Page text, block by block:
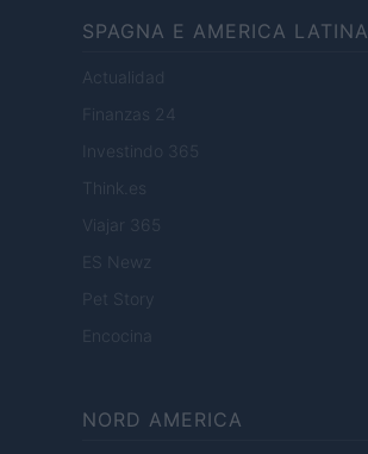
SPAGNA E AMERICA LATINA
Actualidad
Finanzas 24
Investindo 365
Think.es
Viajar 365
ES Newz
Pet Story
Encocina
NORD AMERICA